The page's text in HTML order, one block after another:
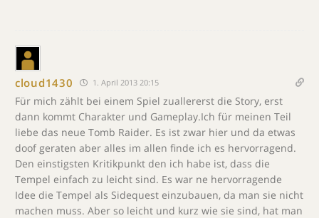
cloud1430 1. April 2013 20:15
Für mich zählt bei einem Spiel zuallererst die Story, erst
dann kommt Charakter und Gameplay.Ich für meinen Teil
liebe das neue Tomb Raider. Es ist zwar hier und da etwas
doof geraten aber alles im allen finde ich es hervorragend.
Den einstigsten Kritikpunkt den ich habe ist, dass die
Tempel einfach zu leicht sind. Es war ne hervorragende
Idee die Tempel als Sidequest einzubauen, da man sie nicht
machen muss. Aber so leicht und kurz wie sie sind, hat man